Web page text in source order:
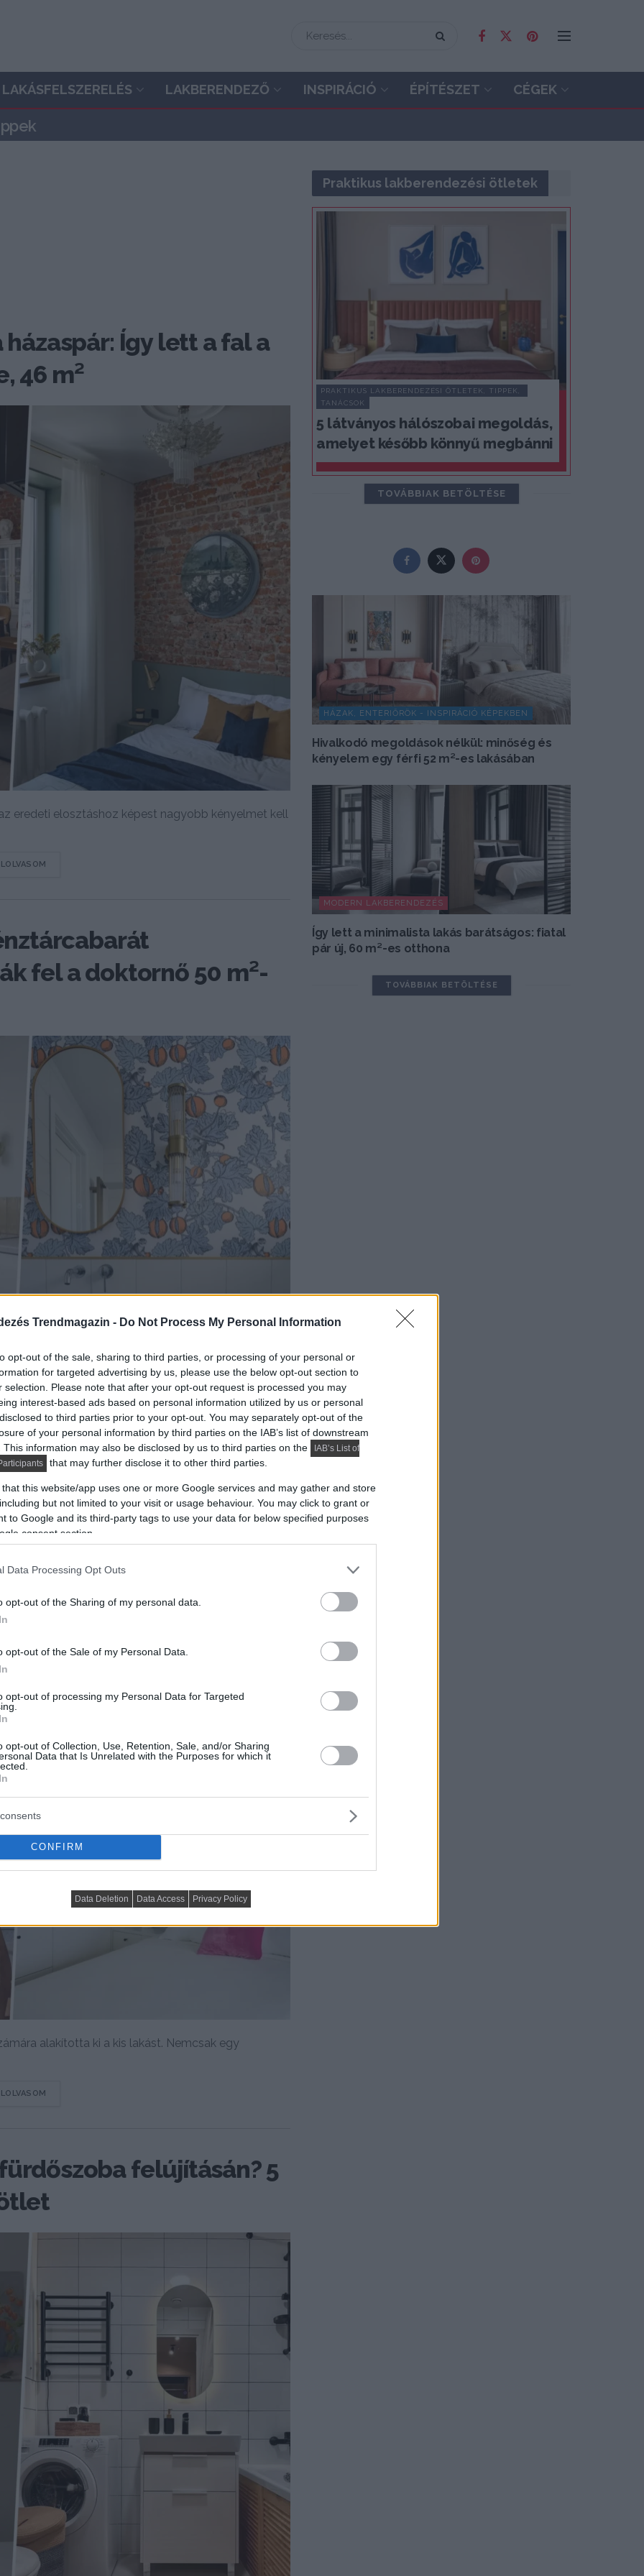
Trendmagazin - Do Not Process My Personal Information
opt-out of the sale, sharing to third parties, or processing of your personal or
for targeted advertising by us, please use the below opt-out section to
selection. Please note that after your opt-out request is processed you may
interest-based ads based on personal information utilized by us or personal
to third parties prior to your opt-out. You may separately opt-out of the
of your personal information by third parties on the IAB’s list of downstream
This information may also be disclosed by us to third parties on the
IAB’s List of
that may further disclose it to other third parties.
that this website/app uses one or more Google services and may gather and store
but not limited to your visit or usage behaviour. You may click to grant or
to Google and its third-party tags to use your data for below specified purposes
consent section.
Data Processing Opt Outs
opt-out of the Sharing of my personal data.
opt-out of the Sale of my Personal Data.
opt-out of processing my Personal Data for Targeted
opt-out of Collection, Use, Retention, Sale, and/or Sharing
Data that Is Unrelated with the Purposes for which it
CONFIRM
Data Deletion Data Access Privacy Policy
LAKÁSFELSZERELÉS LAKBERENDEZŐ INSPIRÁCIÓ ÉPÍTÉSZET CÉGEK
Így lett a fal a
46 m²
eredeti elosztáshoz képest nagyobb kényelmet kell
fel a doktornő 50 m²-
ennek az 50 m²-es, 1969-ben épült
DETAILS
kis lakása újult meg:
megoldásokkal
alakította ki a kis lakást. Nemcsak egy
felújításán? 5
Praktikus lakberendezési ötletek
PRAKTIKUS LAKBERENDEZÉSI ÖTLETEK, TIPPEK,
TANÁCSOK
5 látványos hálószobai megoldás,
amelyet később könnyű megbánni
TOVÁBBIAK BETÖLTÉSE
HÁZAK, ENTERIŐRÖK - INSPIRÁCIÓ KÉPEKBEN
Hivalkodó megoldások nélkül: minőség és
kényelem egy férfi 52 m²-es lakásában
MODERN LAKBERENDEZÉS
Így lett a minimalista lakás barátságos: fiatal
pár új, 60 m²-es otthona
TOVÁBBIAK BETÖLTÉSE